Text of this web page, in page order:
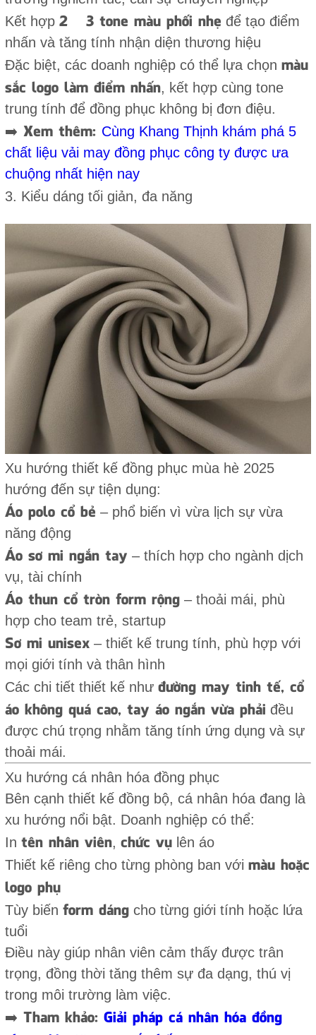
Kết hợp 2 – 3 tone màu phối nhẹ để tạo điểm
nhấn và tăng tính nhận diện thương hiệu
Đặc biệt, các doanh nghiệp có thể lựa chọn màu
sắc logo làm điểm nhấn, kết hợp cùng tone
trung tính để đồng phục không bị đơn điệu.
➡️ Xem thêm: Cùng Khang Thịnh khám phá 5
chất liệu vải may đồng phục công ty được ưa
chuộng nhất hiện nay
3. Kiểu dáng tối giản, đa năng
Xu hướng thiết kế đồng phục mùa hè 2025
hướng đến sự tiện dụng:
Áo polo cổ bẻ – phổ biến vì vừa lịch sự vừa
năng động
Áo sơ mi ngắn tay – thích hợp cho ngành dịch
vụ, tài chính
Áo thun cổ tròn form rộng– thoải mái, phù
hợp cho team trẻ, startup
Sơ mi unisex– thiết kế trung tính, phù hợp với
mọi giới tính và thân hình
Các chi tiết thiết kế như đường may tinh tế, cổ
áo không quá cao, tay áo ngắn vừa phải đều
được chú trọng nhằm tăng tính ứng dụng và sự
thoải mái.
Xu hướng cá nhân hóa đồng phục
Bên cạnh thiết kế đồng bộ, cá nhân hóa đang là
xu hướng nổi bật. Doanh nghiệp có thể:
In tên nhân viên, chức vụlên áo
Thiết kế riêng cho từng phòng ban với màu hoặc
logo phụ
Tùy biến form dángcho từng giới tính hoặc lứa
tuổi
Điều này giúp nhân viên cảm thấy được trân
trọng, đồng thời tăng thêm sự đa dạng, thú vị
trong môi trường làm việc.
➡️ Tham khảo: Giải pháp cá nhân hóa đồng